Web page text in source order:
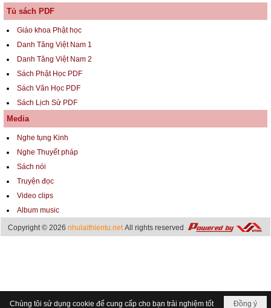
Tủ sách PDF
Giáo khoa Phật học
Danh Tăng Việt Nam 1
Danh Tăng Việt Nam 2
Sách Phật Học PDF
Sách Văn Học PDF
Sách Lịch Sử PDF
Media
Nghe tụng Kinh
Nghe Thuyết pháp
Sách nói
Truyện đọc
Video clips
Album music
Copyright © 2026 nhulaithientu.netAll rights reserved
Đồng ý
Chúng tôi sử dụng cookie để cung cấp cho bạn trải nghiệm tốt